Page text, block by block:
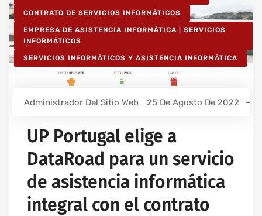
CONTRATO DE SERVICIOS INFORMÁTICOS
EMPRESA DE ASISTENCIA INFORMÁTICA | SERVICIOS
INFORMÁTICOS
SERVICIOS INFORMÁTICOS Y ASISTENCIA INFORMÁTICA
Administrador Del Sitio Web 25 De Agosto De 2022
UP Portugal elige a
DataRoad para un servicio
de asistencia informática
integral con el contrato